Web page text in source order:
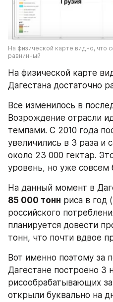
На физической карте видно, что
равнинный
На физической карте
Дагестана достаточно
Все изменилось в
Возрождение отрасли
темпами. С 2010 года
увеличились в 3 раза и
около 23 000 гектар.
уровень, но уже совсем
На данный момент в
85 000 тонн риса в год
российского
планируется довести
тонн, что почти вдвое
Вот именно поэтому за
Дагестане построено 3
рисообрабатывающих
открыли буквально на